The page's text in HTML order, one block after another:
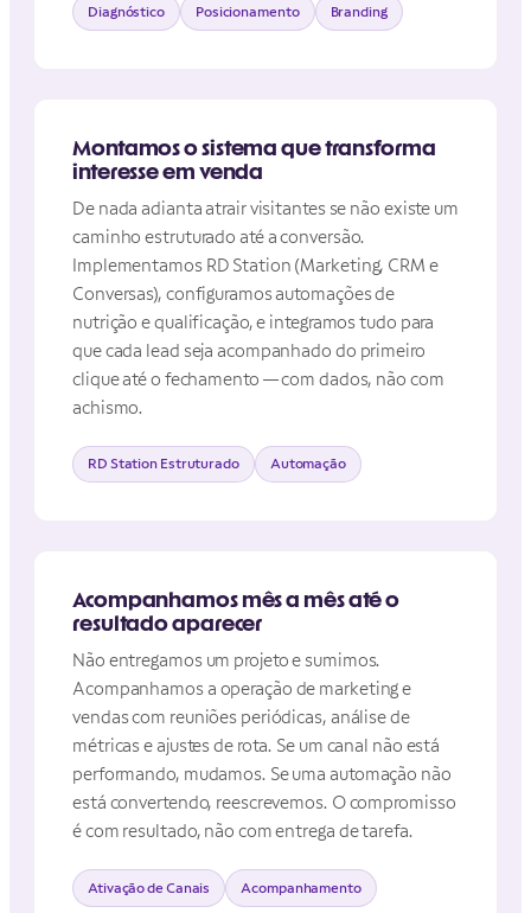
Diagnóstico Posicionamento Branding
Montamos o sistema que transforma
interesse em venda
De nada adianta atrair visitantes se não existe um
caminho estruturado até a conversão.
Implementamos RD Station (Marketing, CRM e
Conversas), configuramos automações de
nutrição e qualificação, e integramos tudo para
que cada lead seja acompanhado do primeiro
clique até o fechamento — com dados, não com
achismo.
RD Station Estruturado Automação
Acompanhamos mês a mês até o
resultado aparecer
Não entregamos um projeto e sumimos.
Acompanhamos a operação de marketing e
vendas com reuniões periódicas, análise de
métricas e ajustes de rota. Se um canal não está
performando, mudamos. Se uma automação não
está convertendo, reescrevemos. O compromisso
é com resultado, não com entrega de tarefa.
Ativação de Canais Acompanhamento